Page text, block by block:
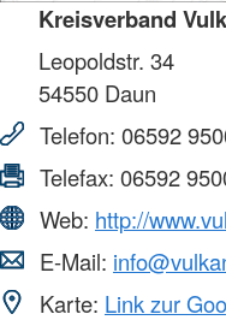
Kreisverband
Leopoldstr. 34
54550 Daun
Telefon: 06592
Telefax: 06592
Web: http://
E-Mail:
Karte: Link zur